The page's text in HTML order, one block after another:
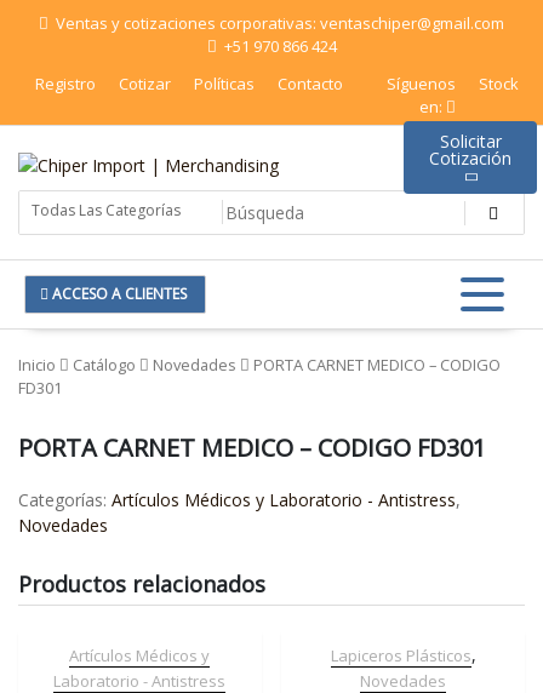
Saltar Ventas y cotizaciones corporativas: ventaschiper@gmail.com
+51 970 866 424
Registro
Cotizar Políticas Contacto
Síguenos
en:
Stock
Chiper Import | Merchandising
ACCESO A CLIENTES
Inicio Catálogo Novedades
PORTA CARNET MEDICO – CODIGO
FD301
PORTA CARNET MEDICO – CODIGO FD301
Categorías: Artículos Médicos y Laboratorio - Antistress,
Novedades
Productos relacionados
Artículos Médicos y
Laboratorio - Antistress
Lapiceros Plásticos,
Novedades
Solicitar
Cotización